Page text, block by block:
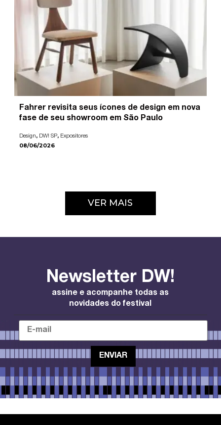
Fahrer revisita seus ícones de design em nova
fase de seu showroom em São Paulo
Design, DW! SP, Expositores
08/06/2026
VER MAIS
Newsletter DW!
assine e acompanhe todas as
novidades do festival